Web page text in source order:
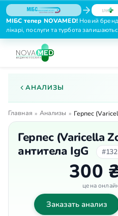
МІБС тепер NOVAMED!Новий
лікарі, послуги та турбота
АНАЛИЗЫ
Главная » Анализы » Герпес
Герпес (Varicella
антитела IgG
300
цена
Заказать анализ